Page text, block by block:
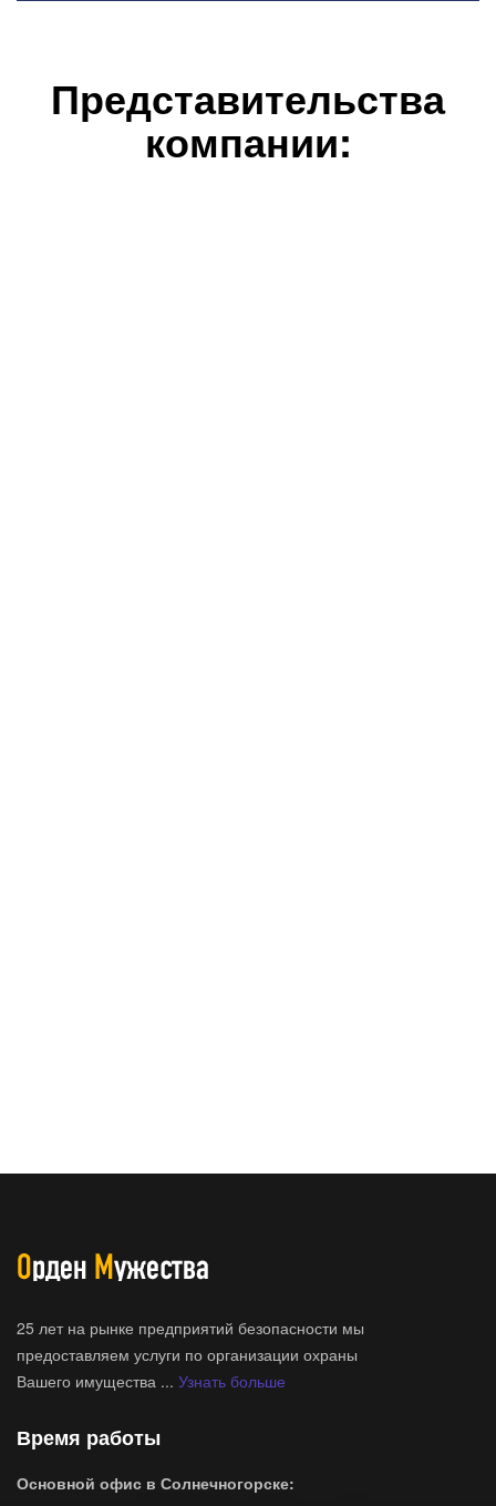
Представительства
компании:
25 лет на рынке предприятий безопасности мы
предоставляем услуги по организации охраны
Вашего имущества ... Узнать больше
Время работы
Основной офис в Солнечногорске: